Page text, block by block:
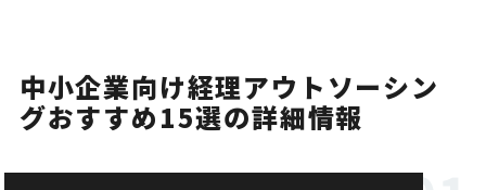
1か月間のトライアルで多様
を体験！月額19,800円でコ
てお試し
月額19,800円で1か月間の
中小企業向け経理アウトソーシン
グおすすめ15選の詳細情報